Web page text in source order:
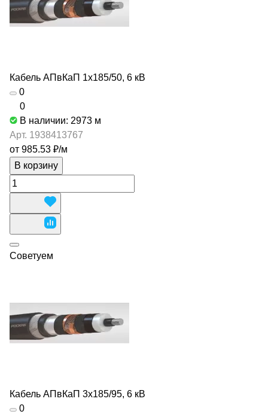
Кабель АПвКаП 1х185/50, 6 кВ
0
0
В наличии: 2973 м
Арт. 1938413767
от 985.53 ₽/м
В корзину
Советуем
Кабель АПвКаП 3х185/95, 6 кВ
0